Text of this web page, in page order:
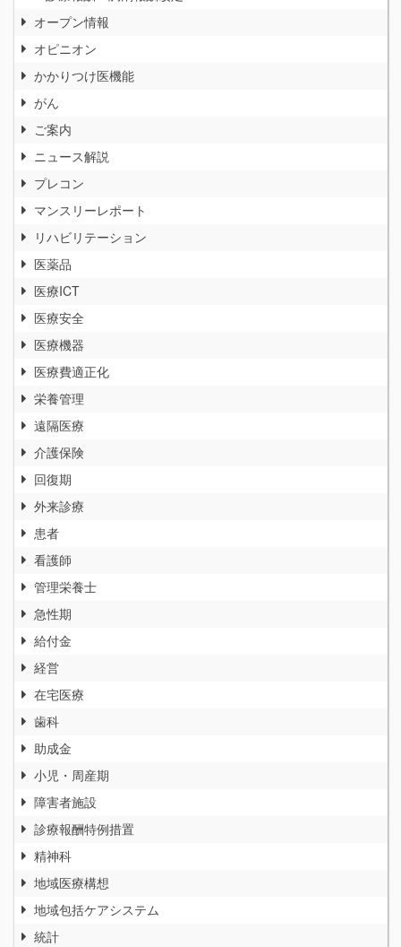
オープン情報
オピニオン
かかりつけ医機能
がん
ご案内
ニュース解説
プレコン
マンスリーレポート
リハビリテーション
医薬品
医療ICT
医療安全
医療機器
医療費適正化
栄養管理
遠隔医療
介護保険
回復期
外来診療
患者
看護師
管理栄養士
急性期
給付金
経営
在宅医療
歯科
助成金
小児・周産期
障害者施設
診療報酬特例措置
精神科
地域医療構想
地域包括ケアシステム
統計